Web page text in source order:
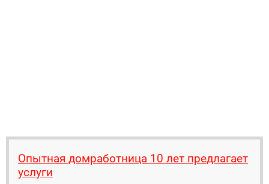
Опытная домработница 10 лет предлагает
услуги